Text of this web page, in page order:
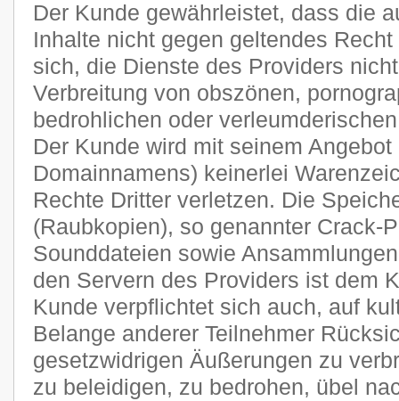
Der Kunde gewährleistet, dass die
Inhalte nicht gegen geltendes
sich, die Dienste des Providers
Verbreitung von obszönen,
bedrohlichen oder
Der Kunde wird mit seinem
Domainnamens) keinerlei
Rechte Dritter verletzen. Die
(Raubkopien), so genannter Crack-
Sounddateien sowie
den Servern des Providers ist dem
Kunde verpflichtet sich auch, auf
Belange anderer Teilnehmer
gesetzwidrigen Äußerungen zu
zu beleidigen, zu bedrohen, übel